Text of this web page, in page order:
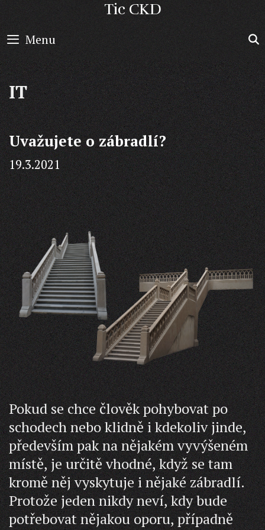
content
Tic CKD
Menu
IT
Uvažujete o zábradlí?
19.3.2021
Pokud se chce člověk pohybovat po
schodech nebo klidně i kdekoliv jinde,
především pak na nějakém vyvýšeném
místě, je určitě vhodné, když se tam
kromě něj vyskytuje i nějaké zábradlí.
Protože jeden nikdy neví, kdy bude
potřebovat nějakou oporu, případně